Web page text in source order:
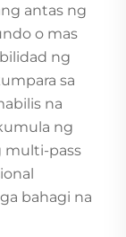
antas ng
o mas
ng
sa
na
ng
multi-pass
bahagi na